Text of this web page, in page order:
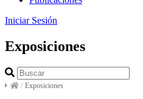
Iniciar Sesión
Exposiciones
/ Exposiciones